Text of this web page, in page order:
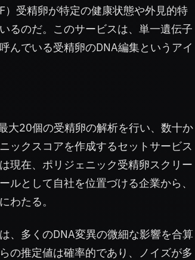
受精卵が特定の健康状態や外見的特
るのだ。このサービスは、単一遺伝子
んでいる受精卵のDNA編集というアイ
大20個の受精卵の解析を行い、数十か
ックスコアを作成するセットサービス
現在、ポリジェニック受精卵スクリー
として自社を位置づける企業から、
わたる。
、多くのDNA変異の微細な影響を合算
の推定値は確率的であり、ノイズが多